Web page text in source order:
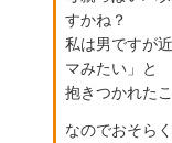
すかね？
私は男ですが
マみたい」と
抱きつかれた
なのでおそら